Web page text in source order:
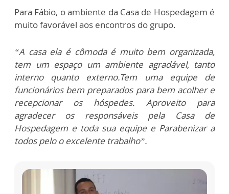
Para Fábio, o ambiente da Casa de Hospedagem é
muito favorável aos encontros do grupo.
“A casa ela é cômoda é muito bem organizada,
tem um espaço um ambiente agradável, tanto
interno quanto externo.Tem uma equipe de
funcionários bem preparados para bem acolher e
recepcionar os hóspedes. Aproveito para
agradecer os responsáveis pela Casa de
Hospedagem e toda sua equipe e Parabenizar a
todos pelo o excelente trabalho”.